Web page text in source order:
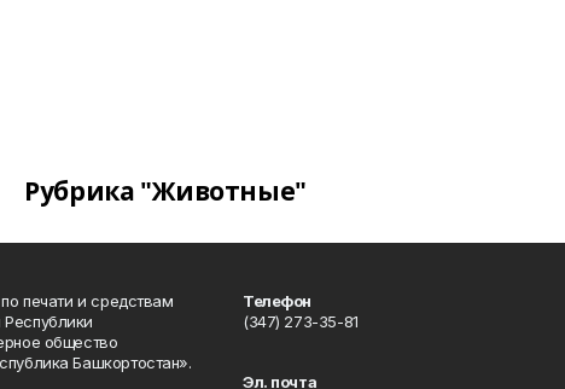
Рубрика "Животные"
печати и средствам
общество
Башкортостан».
Телефон
(347) 273-35-81
Эл. почта